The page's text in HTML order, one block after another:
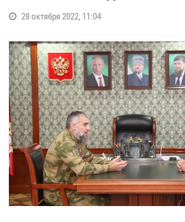
28 октября 2022, 11:04